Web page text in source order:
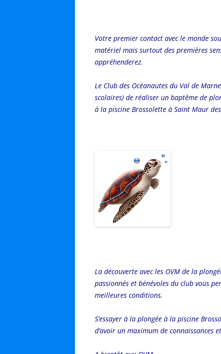
Votre premier contact avec le monde
matériel mais surtout des premières
appréhenderez.
Le Club des Océanautes du Val de
scolaires) de réaliser un baptême de
à la piscine Brossolette à Saint Maur
La découverte avec les OVM de la
passionnés et bénévoles du club vous
meilleures conditions.
S’essayer à la plongée à la piscine
d’avoir un maximum de connaissances